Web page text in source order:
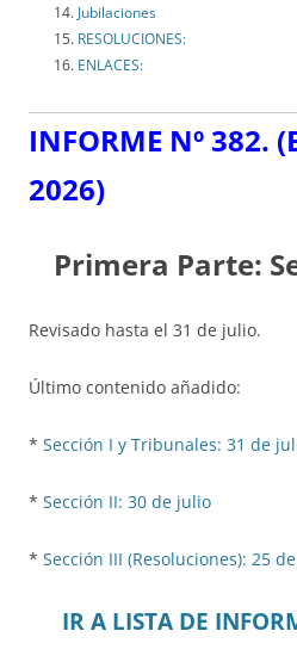
Jubilaciones
RESOLUCIONES:
ENLACES:
INFORME Nº 382.
2026)
Primera Parte:
Revisado hasta el 31 de julio.
Último contenido añadido:
* Sección I y Tribunales: 31 de
* Sección II: 30 de julio
* Sección III (Resoluciones): 25
IR A LISTA DE